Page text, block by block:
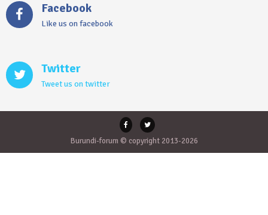
Facebook
Like us on facebook
Twitter
Tweet us on twitter
Burundi-forum © copyright 2013-2026